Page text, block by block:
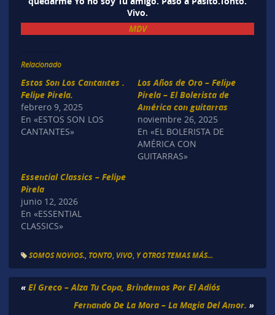
Vivo.
MDV
Relacionado
Estos Son Los Cantantes .
Felipe Pirela.
febrero 9, 2025
En «ESTOS SON LOS
CANTANTES»
Los Años de Oro – Felipe
Pirela – El Bolerista de
América con guitarras
noviembre 26, 2025
En «EL BOLERISTA DE
AMÉRICA CON
GUITARRAS»
Essential Classics – Felipe
Pirela
junio 12, 2026
En «ESSENTIAL
CLASSICS»
SOMOS NOVIOS. TONTO, VIVO, Y OTROS TEMAS MÁS...
« El Greco – Alza Tu Copa, Brindemos Por El Adiós
Fernando De La Mora – La Magia Del Amor. »